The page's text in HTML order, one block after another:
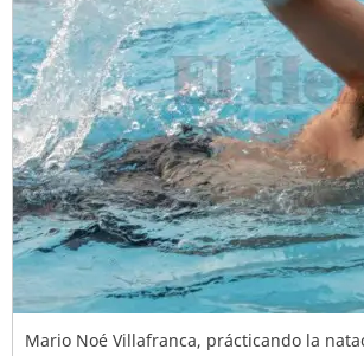
Mario Noé Villafranca, prácticando la